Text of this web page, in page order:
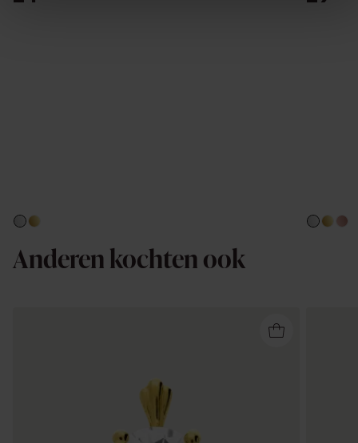
Anderen kochten ook